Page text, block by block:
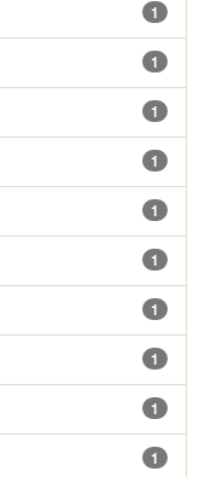
1
1
1
1
1
1
1
1
1
1